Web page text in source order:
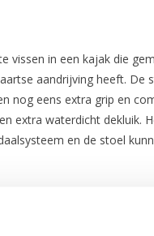
in een kajak die
aandrijving heeft.
nog eens extra grip en
extra waterdicht
en de stoel